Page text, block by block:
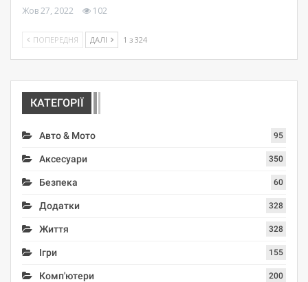
Жов 27, 2022 102
ПОПЕРЕДНЯ ДАЛІ 1 з 324
КАТЕГОРІЇ
Авто & Мото 95
Аксесуари 350
Безпека 60
Додатки 328
Життя 328
Ігри 155
Комп'ютери 200